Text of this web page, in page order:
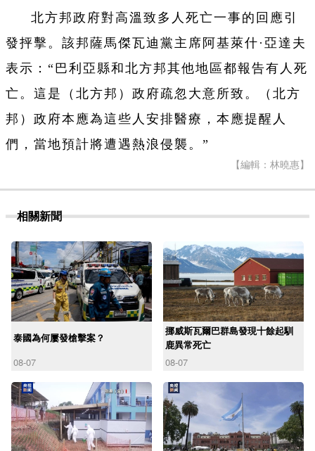
北方邦政府對高溫致多人死亡一事的回應引
發抨擊。該邦薩馬傑瓦迪黨主席阿基萊什·亞達夫
表示：“巴利亞縣和北方邦其他地區都報告有人死
亡。這是（北方邦）政府疏忽大意所致。（北方
邦）政府本應為這些人安排醫療，本應提醒人
們，當地預計將遭遇熱浪侵襲。”
【編輯：林曉惠】
相關新聞
泰國為何屢發槍擊案？
08-07
挪威斯瓦爾巴群島發現十餘起馴
鹿異常死亡
08-07